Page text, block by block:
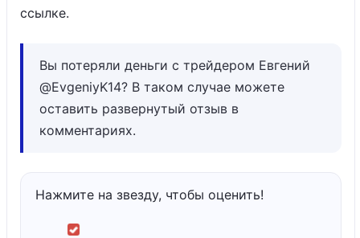
ссылке.
Вы потеряли деньги с трейдером Евгений
@EvgeniyK14? В таком случае можете
оставить развернутый отзыв в
комментариях.
Нажмите на звезду, чтобы оценить!